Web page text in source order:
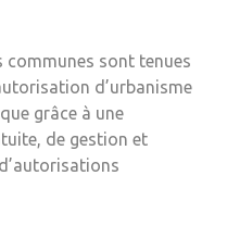
communes sont tenues
d’urbanisme
grâce à une
de gestion et